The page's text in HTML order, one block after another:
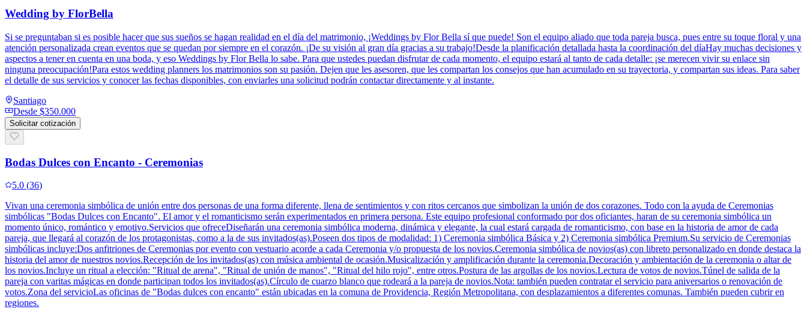
Wedding by FlorBella
Si se preguntaban si es posible hacer que sus sueños se hagan realidad en el día del matrimonio, ¡Weddings by Flor Bella sí que puede! Son el equipo aliado que toda pareja busca, pues entre su toque floral y una
atención personalizada crean eventos que se quedan por siempre en el corazón. ¡De su visión al gran día gracias a su trabajo!Desde la planificación detallada hasta la coordinación del díaHay muchas decisiones y
aspectos a tener en cuenta en una boda, y eso Weddings by Flor Bella lo sabe. Para que ustedes puedan disfrutar de cada momento, el equipo estará al tanto de cada detalle: ¡se merecen vivir su enlace sin
ninguna preocupación!Para estos wedding planners los matrimonios son su pasión. Dejen que les asesoren, que les compartan los consejos que han acumulado en su trayectoria, y compartan sus ideas. Para saber
el detalle de sus servicios y conocer las fechas disponibles, con enviarles una solicitud podrán contactar directamente y al instante.
Santiago
Desde $350.000
Solicitar cotización
Bodas Dulces con Encanto - Ceremonias
5.0 (36)
Vivan una ceremonia simbólica de unión entre dos personas de una forma diferente, llena de sentimientos y con ritos cercanos que simbolizan la unión de dos corazones. Todo con la ayuda de Ceremonias
simbólicas "Bodas Dulces con Encanto". El amor y el romanticismo serán experimentados en primera persona. Este equipo profesional conformado por dos oficiantes, haran de su ceremonia simbólica un
momento único, romántico y emotivo.Servicios que ofreceDiseñarán una ceremonia simbólica moderna, dinámica y elegante, la cual estará cargada de romanticismo, con base en la historia de amor de cada
pareja, que llegará al corazón de los protagonistas, como a la de sus invitados(as).Poseen dos tipos de modalidad: 1) Ceremonia simbólica Básica y 2) Ceremonia simbólica Premium.Su servicio de Ceremonias
simbólicas incluye:Dos anfitriones de Ceremonias por evento con vestuario acorde a cada Ceremonia y/o propuesta de los novios.Ceremonia simbólica de novios(as) con libreto personalizado en donde destaca la
historia del amor de nuestros novios.Recepción de los invitados(as) con música ambiental de ocasión.Musicalización y amplificación durante la ceremonia.Decoración y ambientación de la ceremonia o altar de
los novios.Incluye un ritual a elección: "Ritual de arena", "Ritual de unión de manos", "Ritual del hilo rojo", entre otros.Postura de las argollas de los novios.Lectura de votos de novios.Túnel de salida de la
pareja con varitas mágicas en donde participan todos los invitados(as).Círculo de cuarzo blanco que rodeará a la pareja de novios.Nota: también pueden contratar el servicio para aniversarios o renovación de
votos.Zona del servicioLas oficinas de "Bodas dulces con encanto" están ubicadas en la comuna de Providencia, Región Metropolitana, con desplazamientos a diferentes comunas. También pueden cubrir en
regiones.